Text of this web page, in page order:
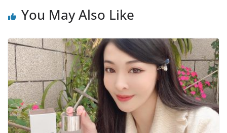
You May Also Like